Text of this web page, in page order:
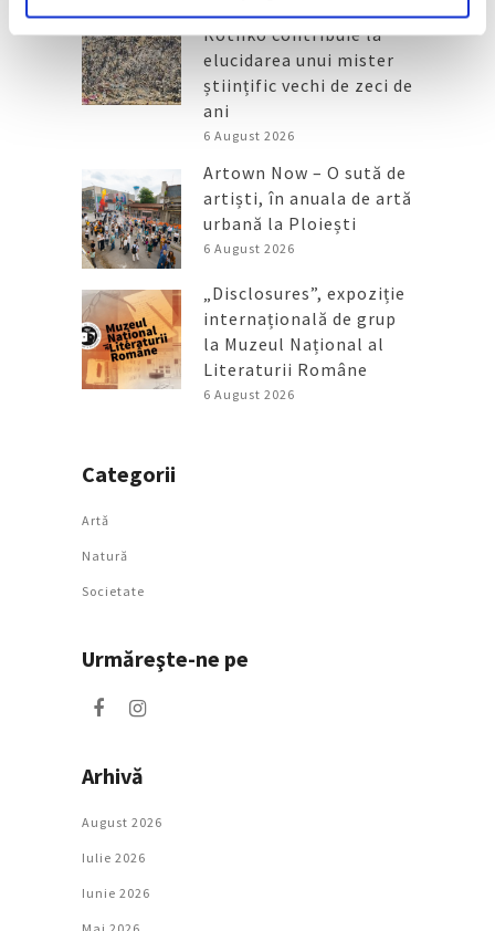
Rothko contribuie la
elucidarea unui mister
științific vechi de zeci de
ani
6 August 2026
Artown Now – O sută de
artiști, în anuala de artă
urbană la Ploiești
6 August 2026
„Disclosures”, expoziție
internațională de grup
la Muzeul Național al
Literaturii Române
6 August 2026
Categorii
Artǎ
Natură
Societate
Urmăreşte-ne pe
Arhivă
August 2026
Iulie 2026
Iunie 2026